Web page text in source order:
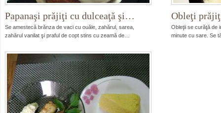
Papanaşi prăjiţi cu dulceaţă şi…
Se amestecă brănza de vaci cu ouăle, zahărul, sarea,
zahărul vanilat şi praful de copt stins cu zeamă de…
Obleţi
Obleţii se curăţă de
minute cu sare. Se